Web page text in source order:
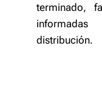
terminado,
distribución.